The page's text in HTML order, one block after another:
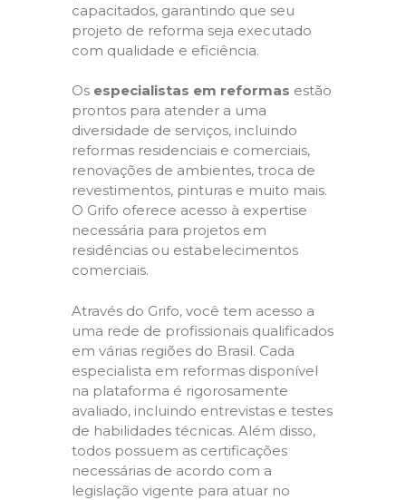
capacitados, garantindo que seu
projeto de reforma seja executado
com qualidade e eficiência.
Os especialistas em reformas estão
prontos para atender a uma
diversidade de serviços, incluindo
reformas residenciais e comerciais,
renovações de ambientes, troca de
revestimentos, pinturas e muito mais.
O Grifo oferece acesso à expertise
necessária para projetos em
residências ou estabelecimentos
comerciais.
Através do Grifo, você tem acesso a
uma rede de profissionais qualificados
em várias regiões do Brasil. Cada
especialista em reformas disponível
na plataforma é rigorosamente
avaliado, incluindo entrevistas e testes
de habilidades técnicas. Além disso,
todos possuem as certificações
necessárias de acordo com a
legislação vigente para atuar no